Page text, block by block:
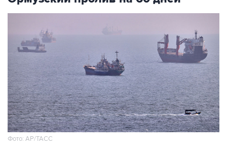
Фото: AP/ТАСС
Москва. 6 августа. INTERFAX.RU - Иран и Оман